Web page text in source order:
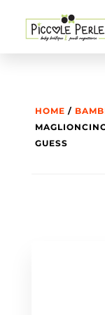
HOME /
GUESS